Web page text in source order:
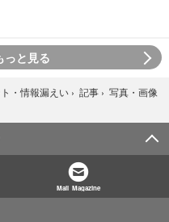
っと見る
・情報漏えい › 記事 › 写真・画像
Mail Magazine